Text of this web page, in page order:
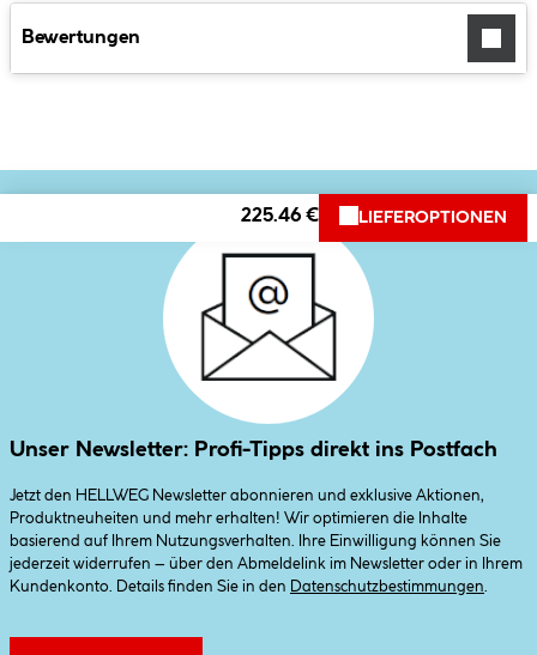
Bewertungen
225.46 € LIEFEROPTIONEN
Unser Newsletter: Profi-Tipps direkt ins Postfach
Jetzt den HELLWEG Newsletter abonnieren und exklusive Aktionen,
Produktneuheiten und mehr erhalten! Wir optimieren die Inhalte
basierend auf Ihrem Nutzungsverhalten. Ihre Einwilligung können Sie
jederzeit widerrufen – über den Abmeldelink im Newsletter oder in Ihrem
Kundenkonto. Details finden Sie in den
Datenschutzbestimmungen